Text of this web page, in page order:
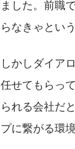
ました。前職
らなきゃとい
しかしダイア
任せてもらっ
られる会社だ
プに繋がる環